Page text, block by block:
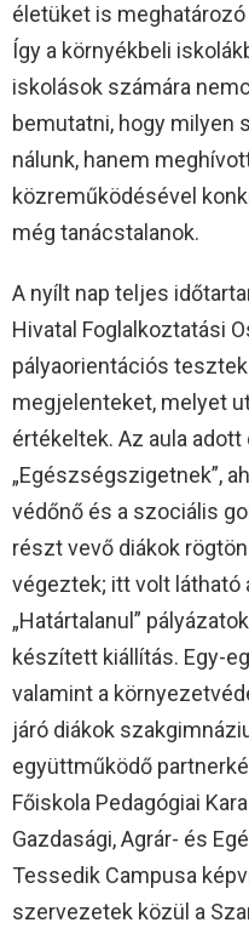
életüket is
Így a környékbeli
iskolások számára
bemutatni, hogy
nálunk, hanem
közreműködésével
még tanácstalanok.
A nyílt nap teljes
Hivatal Foglalkoztatási
pályaorientációs
megjelenteket, melyet
értékeltek. Az aula
„Egészségszigetnek”,
védőnő és a szociális
részt vevő diákok
végeztek; itt volt látható
„Határtalanul”
készített kiállítás. Egy-
valamint a
járó diákok
együttműködő
Főiskola Pedagógiai
Gazdasági, Agrár- és
Tessedik Campusa
szervezetek közül a